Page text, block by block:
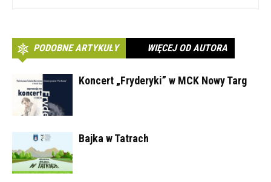
PODOBNE ARTYKUŁY WIĘCEJ OD AUTORA
Koncert „Fryderyki” w MCK Nowy Targ
Bajka w Tatrach